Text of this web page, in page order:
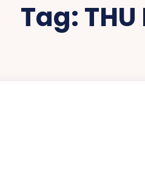
Tag: